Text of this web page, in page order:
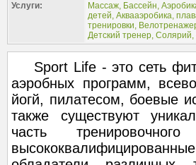
Услуги: Массаж, Бассейн,
детей, Аквааэробика,
тренировки,
Детский тренер, Солярий,
Sport Life - это сеть
аэробных программ,
йогй, пилатесом, боевые
также существуют
часть